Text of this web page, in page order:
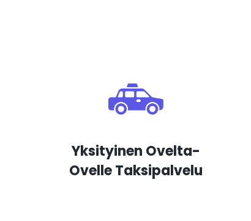
Yksityinen Ovelta-
Ovelle Taksipalvelu